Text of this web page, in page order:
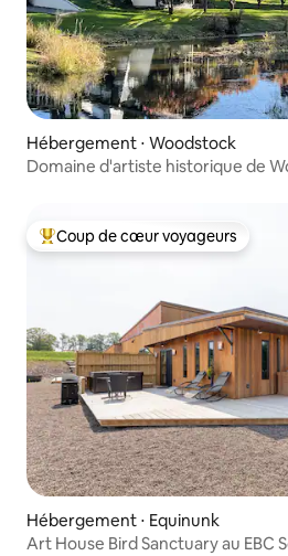
Hébergement ⋅ Woodstock
Domaine d'artiste historique de
Coups de cœur voyageurs les plus
Coup de cœur voyageurs
Hébergement ⋅ Equinunk
Art House Bird Sanctuary au EBC